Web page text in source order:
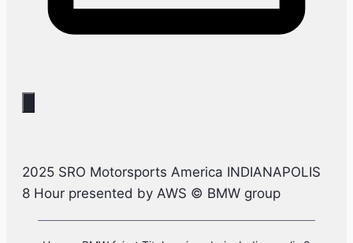
2025 SRO Motorsports America INDIANAPOLIS
8 Hour presented by AWS © BMW group